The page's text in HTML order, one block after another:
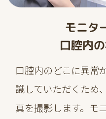
モニタ
口腔内
口腔内のどこに異常
識していただくため
真を撮影します。モ